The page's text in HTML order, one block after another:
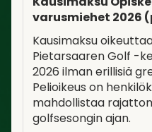
varusmiehet 2026
Kausimaksu
Pietarsaaren Golf -
2026 ilman erillisiä
Pelioikeus on
mahdollistaa
golfsesongin ajan.